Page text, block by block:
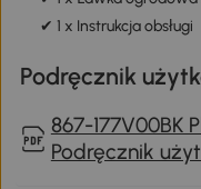
✔ 1 x Instrukcja obsługi
Podręcznik
867-177V00BK
Podręcznik